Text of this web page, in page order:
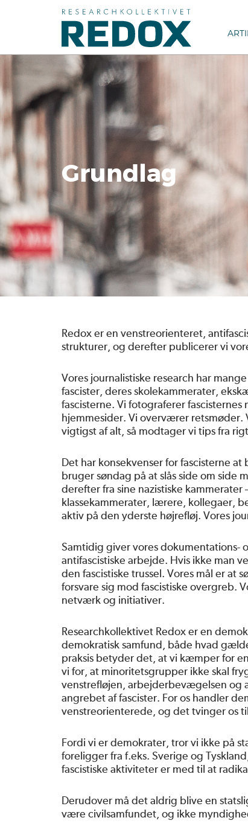
Grundlag
Redox er en venstreorienteret,
strukturer, og derefter publicerer vi
Vores journalistiske research har
fascister, deres skolekammerater,
fascisterne. Vi fotograferer
hjemmesider. Vi overværer retsmøder.
vigtigst af alt, så modtager vi tips fra
Det har konsekvenser for fascisterne
bruger søndag på at slås side om side
derefter fra sine nazistiske
klassekammerater, lærere, kollegaer,
aktiv på den yderste højrefløj. Vores
Samtidig giver vores dokumentations-
antifascistiske arbejde. Hvis ikke man
den fascistiske trussel. Vores mål er at
forsvare sig mod fascistiske overgreb.
netværk og initiativer.
Researchkollektivet Redox er en
demokratisk samfund, både hvad
praksis betyder det, at vi kæmper for
vi for, at minoritetsgrupper ikke skal
venstrefløjen, arbejderbevægelsen og
angrebet af fascister. For os handler
venstreorienterede, og det tvinger os
Fordi vi er demokrater, tror vi ikke på
foreligger fra f.eks. Sverige og
fascistiske aktiviteter er med til at
Derudover må det aldrig blive en
være civilsamfundet, og ikke